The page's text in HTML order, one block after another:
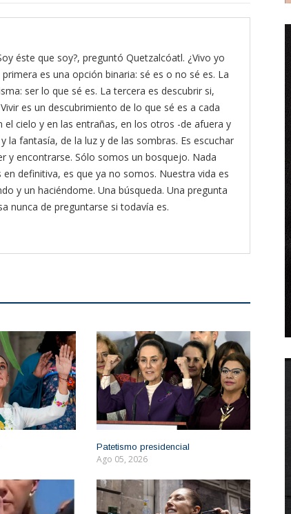
éste que soy?, preguntó Quetzalcóatl. ¿Vivo yo
es una opción binaria: sé es o no sé es. La
ser lo que sé es. La tercera es descubrir si,
es un descubrimiento de lo que sé es a cada
el cielo y en las entrañas, en los otros -de afuera y
fantasía, de la luz y de las sombras. Es escuchar
y encontrarse. Sólo somos un bosquejo. Nada
definitiva, es que ya no somos. Nuestra vida es
y un haciéndome. Una búsqueda. Una pregunta
nunca de preguntarse si todavía es.
Patetismo presidencial
Ago 05, 2026